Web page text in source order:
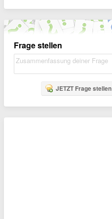
Frage stellen
JETZT Frage stellen